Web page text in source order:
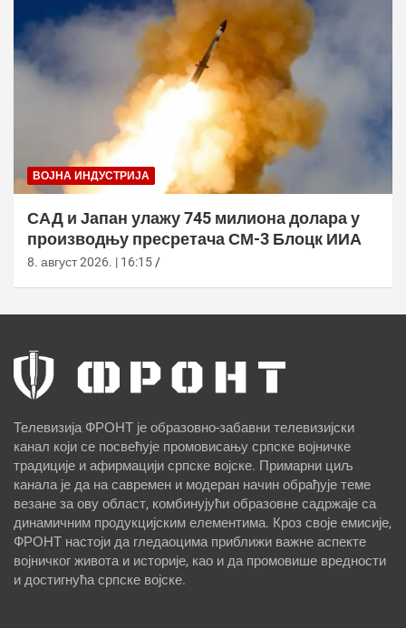
ВОЈНА ИНДУСТРИЈА
САД и Јапан улажу 745 милиона долара у
производњу пресретача СМ-3 Блоцк ИИА
8. август 2026. | 16:15
Телевизија ФРОНТ је образовно-забавни телевизијски
канал који се посвећује промовисању српске војничке
традиције и афирмацији српске војске. Примарни циљ
канала је да на савремен и модеран начин обрађује теме
везане за ову област, комбинујући образовне садржаје са
динамичним продукцијским елементима. Кроз своје емисије,
ФРОНТ настоји да гледаоцима приближи важне аспекте
војничког живота и историје, као и да промовише вредности
и достигнућа српске војске.